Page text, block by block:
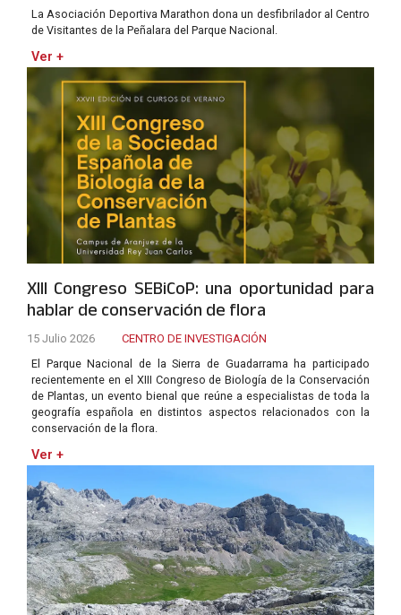
La Asociación Deportiva Marathon dona un desfibrilador al Centro
de Visitantes de la Peñalara del Parque Nacional.
Ver +
XIII Congreso SEBiCoP: una oportunidad para
hablar de conservación de flora
15 Julio 2026
CENTRO DE INVESTIGACIÓN
El Parque Nacional de la Sierra de Guadarrama ha participado
recientemente en el XIII Congreso de Biología de la Conservación
de Plantas, un evento bienal que reúne a especialistas de toda la
geografía española en distintos aspectos relacionados con la
conservación de la flora.
Ver +